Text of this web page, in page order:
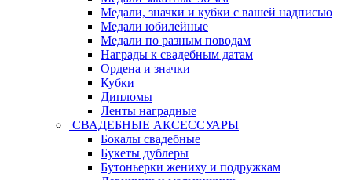
Медали, значки и кубки с вашей надписью
Медали юбилейные
Медали по разным поводам
Награды к свадебным датам
Ордена и значки
Кубки
Дипломы
Ленты наградные
СВАДЕБНЫЕ АКСЕССУАРЫ
Бокалы свадебные
Букеты дублеры
Бутоньерки жениху и подружкам